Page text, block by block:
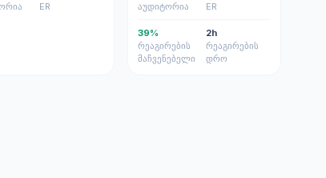
ER
აუდიტორია
ER
39%
რეაგირების
მაჩვენებელი
2h
რეაგირების
დრო